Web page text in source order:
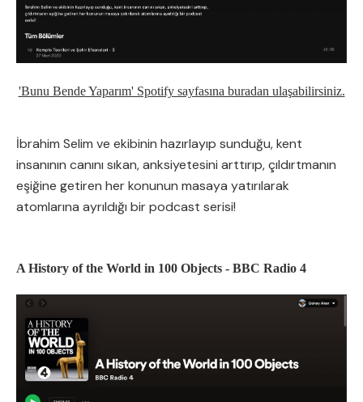
'Bunu Bende Yaparım' Spotify sayfasına buradan ulaşabilirsiniz.
İbrahim Selim ve ekibinin hazırlayıp sunduğu, kent
insanının canını sıkan, anksiyetesini arttırıp, çıldırtmanın
eşiğine getiren her konunun masaya yatırılarak
atomlarına ayrıldığı bir podcast serisi!
A History of the World in 100 Objects - BBC Radio 4